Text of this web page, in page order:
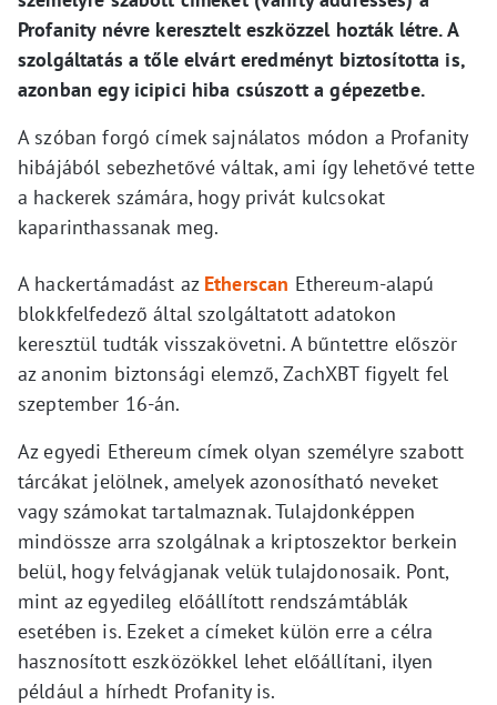
Profanity névre keresztelt eszközzel hozták létre. A
szolgáltatás a tőle elvárt eredményt biztosította is,
azonban egy icipici hiba csúszott a gépezetbe.
A szóban forgó címek sajnálatos módon a Profanity
hibájából sebezhetővé váltak, ami így lehetővé tette
a hackerek számára, hogy privát kulcsokat
kaparinthassanak meg.
A hackertámadást az Etherscan Ethereum-alapú
blokkfelfedező által szolgáltatott adatokon
keresztül tudták visszakövetni. A bűntettre először
az anonim biztonsági elemző, ZachXBT figyelt fel
szeptember 16-án.
Az egyedi Ethereum címek olyan személyre szabott
tárcákat jelölnek, amelyek azonosítható neveket
vagy számokat tartalmaznak. Tulajdonképpen
mindössze arra szolgálnak a kriptoszektor berkein
belül, hogy felvágjanak velük tulajdonosaik. Pont,
mint az egyedileg előállított rendszámtáblák
esetében is. Ezeket a címeket külön erre a célra
hasznosított eszközökkel lehet előállítani, ilyen
például a hírhedt Profanity is.